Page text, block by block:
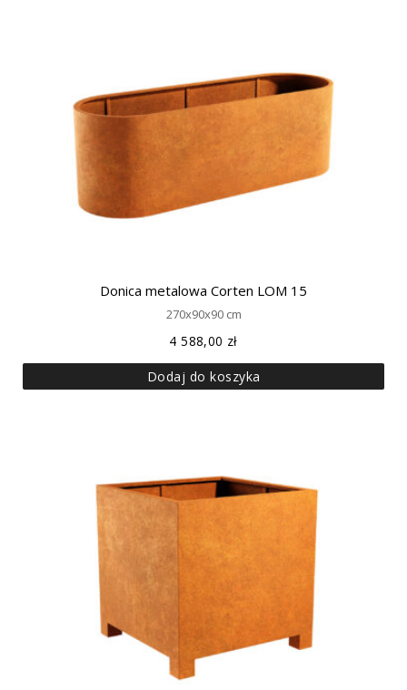
Donica metalowa Corten LOM 15
270x90x90 cm
4 588,00 zł
Dodaj do koszyka